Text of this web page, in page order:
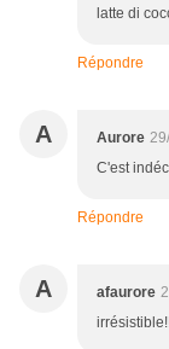
latte di
Répondre
A Aurore
C'est
Répondre
A afaurore